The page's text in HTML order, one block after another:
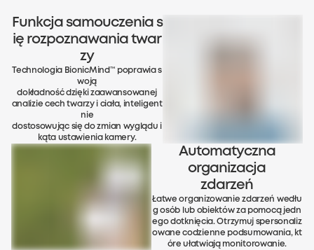
Funkcja samouczenia s
ię rozpoznawania twar
zy
Technologia BionicMind™ poprawia s
woją
dokładność dzięki zaawansowanej
analizie cech twarzy i ciała, inteligent
nie
dostosowując się do zmian wyglądu i
kąta ustawienia kamery.
Automatyczna
organizacja
zdarzeń
Łatwe organizowanie zdarzeń wedłu
g osób lub obiektów za pomocą jedn
ego dotknięcia. Otrzymuj spersonaliz
owane codzienne podsumowania, kt
óre ułatwiają monitorowanie.